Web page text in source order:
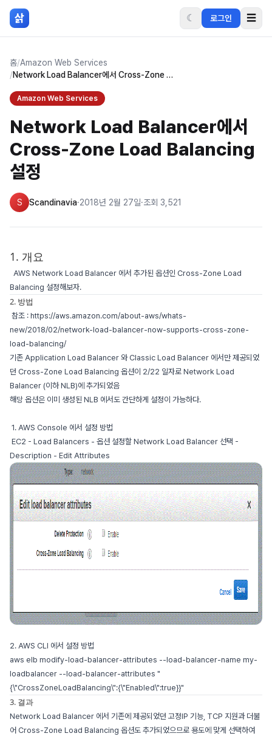
본문 바로가기
삵 ☾ 로그인 ☰
홈/Amazon Web Services
/
Network Load Balancer에서 Cross-Zone Load Balancing 설정
Amazon Web Services
Network Load Balancer에서
Cross-Zone Load Balancing
설정
S Scandinavia·2018년 2월 27일·조회 3,521
1. 개요
AWS Network Load Balancer 에서 추가된 옵션인 Cross-Zone Load
Balancing 설정해보자.
2. 방법
참조 : https://aws.amazon.com/about-aws/whats-
new/2018/02/network-load-balancer-now-supports-cross-zone-
load-balancing/
기존 Application Load Balancer 와 Classic Load Balancer 에서만 제공되었
던 Cross-Zone Load Balancing 옵션이 2/22 일자로 Network Load
Balancer (이하 NLB)에 추가되었음
해당 옵션은 이미 생성된 NLB 에서도 간단하게 설정이 가능하다.
1. AWS Console 에서 설정 방법
EC2 - Load Balancers - 옵션 설정할 Network Load Balancer 선택 -
Description - Edit Attributes
2. AWS CLI 에서 설정 방법
aws elb modify-load-balancer-attributes --load-balancer-name my-
loadbalancer --load-balancer-attributes "
{\"CrossZoneLoadBalancing\":{\"Enabled\":true}}"
3. 결과
Network Load Balancer 에서 기존에 제공되었던 고정IP 기능, TCP 지원과 더불
어 Cross-Zone Load Balancing 옵션도 추가되었으므로 용도에 맞게 선택하여